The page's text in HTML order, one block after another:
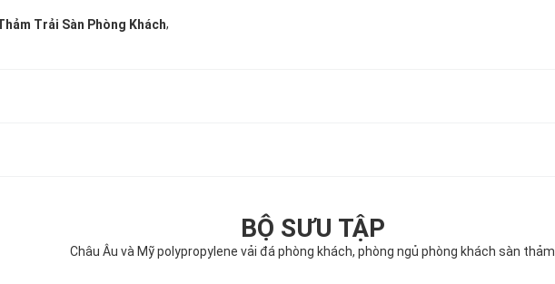
Trải Sàn Phòng Khách,
BỘ SƯU TẬP
Châu Âu và Mỹ polypropylene vải đá phòng khách, phòng ngủ phòng khách sàn thảm